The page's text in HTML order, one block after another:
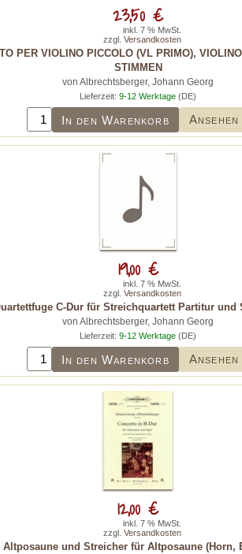
PER VIOLINO PICCOLO (VL PRIMO),
STIMMEN
von Albrechtsberger, Johann Georg
Lieferzeit: 9-12 Werktage (DE)
In den Warenkorb Ansehen
23,50 €
inkl. 7 % MwSt.
zzgl. Versandkosten
C-Dur für Streichquartett Partitur und
von Albrechtsberger, Johann Georg
Lieferzeit: 9-12 Werktage (DE)
In den Warenkorb Ansehen
19,00 €
inkl. 7 % MwSt.
zzgl. Versandkosten
Altposaune und Streicher für Altposaune
12,00 €
inkl. 7 % MwSt.
zzgl. Versandkosten